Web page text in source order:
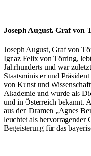
Joseph August, Graf von
Joseph August, Graf von
Ignaz Felix von Törring,
Jahrhunderts und war
Staatsminister und
von Kunst und
Akademie und wurde als
und in Österreich bekannt.
aus den Dramen „Agnes
leuchtet als hervorragender
Begeisterung für das